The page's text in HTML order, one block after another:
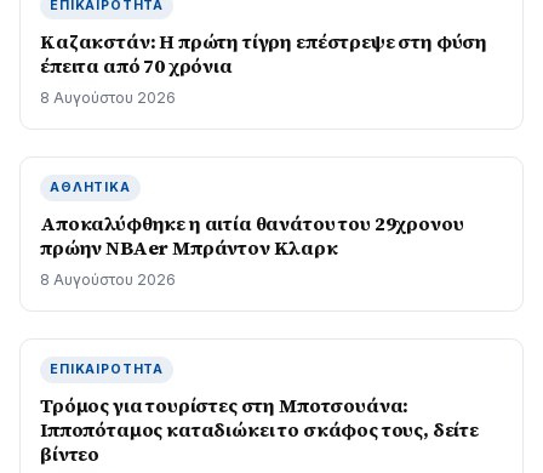
ΕΠΙΚΑΙΡΌΤΗΤΑ
Καζακστάν: Η πρώτη τίγρη επέστρεψε στη φύση
έπειτα από 70 χρόνια
8 Αυγούστου 2026
ΑΘΛΗΤΙΚΆ
Αποκαλύφθηκε η αιτία θανάτου του 29χρονου
πρώην NBAer Μπράντον Κλαρκ
8 Αυγούστου 2026
ΕΠΙΚΑΙΡΌΤΗΤΑ
Τρόμος για τουρίστες στη Μποτσουάνα:
Ιπποπόταμος καταδιώκει το σκάφος τους, δείτε
βίντεο